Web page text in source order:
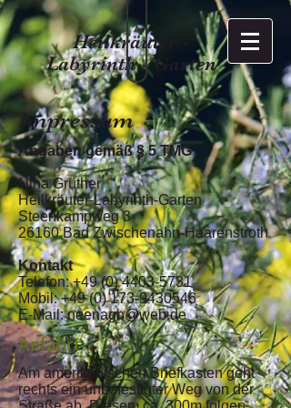
Heilkräuter -
Labyrinth - Garten
>
Impressum
Angaben gemäß § 5 TMG
Nina Grüther
Heilkräuter-Labyrinth-Garten
Steenkampweg 3
26160 Bad Zwischenahn-Haarenstroth
Kontakt
Telefon: +49 (0) 4403-5731
Mobil:+49 (0) 173-9430546
E-Mail: neenagh@web.de
Anfahrt
Am amerikanischen Briefkasten geht
rechts ein unbefestigter Weg von der